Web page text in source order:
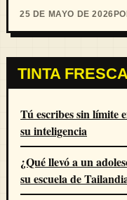
25 DE MAYO DE 2026
TINTA FRESCA
Tú escribes sin límite
su inteligencia
¿Qué llevó a un
su escuela de